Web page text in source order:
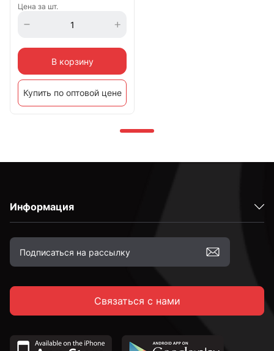
Цена за шт.
В корзину
Купить по оптовой цене
Информация
Связаться с нами